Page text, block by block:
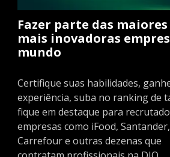
Fazer parte das maiores
mais inovadoras
mundo
Certifique suas habilidades,
experiência, suba no ranking de
fique em destaque para
empresas como iFood, Santander,
Carrefour e outras dezenas que